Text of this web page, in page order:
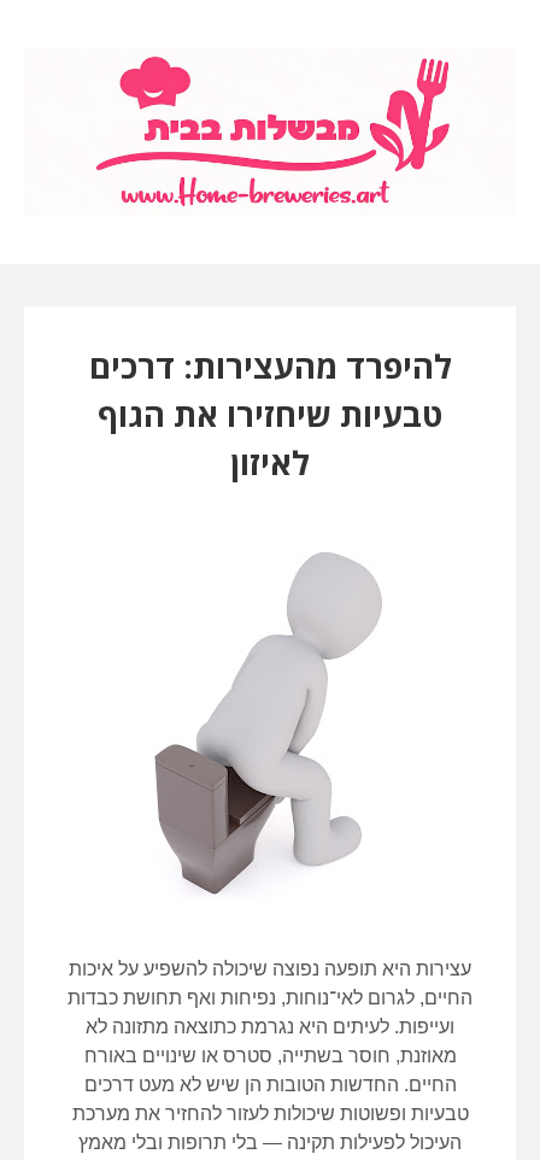
להיפרד מהעצירות: דרכים
טבעיות שיחזירו את הגוף
לאיזון
עצירות היא תופעה נפוצה שיכולה להשפיע על איכות
החיים, לגרום לאי־נוחות, נפיחות ואף תחושת כבדות
ועייפות. לעיתים היא נגרמת כתוצאה מתזונה לא
מאוזנת, חוסר בשתייה, סטרס או שינויים באורח
החיים. החדשות הטובות הן שיש לא מעט דרכים
טבעיות ופשוטות שיכולות לעזור להחזיר את מערכת
העיכול לפעילות תקינה — בלי תרופות ובלי מאמץ